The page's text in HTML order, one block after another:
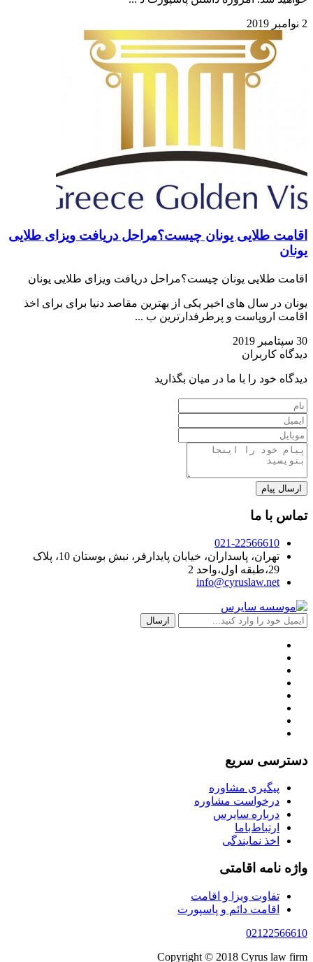
2 نوامبر 2019
اقامت طلایی یونان چیست؟مراحل دریافت ویزای طلایی
یونان
اقامت طلایی یونان چیست؟مراحل دریافت ویزای طلایی یونان
یونان در سال های اخیر یکی از بهترین مقاصد دنیا برای برای اخذ
اقامت اروپاست و پرطرفدارترین ب ...
30 سپتامبر 2019
دیدگاه کاربران
دیدگاه خود را با ما در میان بگذارید
تماس با ما
021-22566610
تهران، پاسداران، خیابان پایدارفر، نبش بوستان 10، پلاک
29،طبقه اول،واحد 2
info@cyruslaw.net
دسترسی سریع
پیگیری مشاوره
درخواست مشاوره
درباره سایرس
ارتباط‌با‌ما
اخذ نمایندگی
واژه نامه اقامتی
تفاوت ویزا و اقامت
اقامت دائم و پاسپورت
02122566610
Copyright © 2018 Cyrus law firm